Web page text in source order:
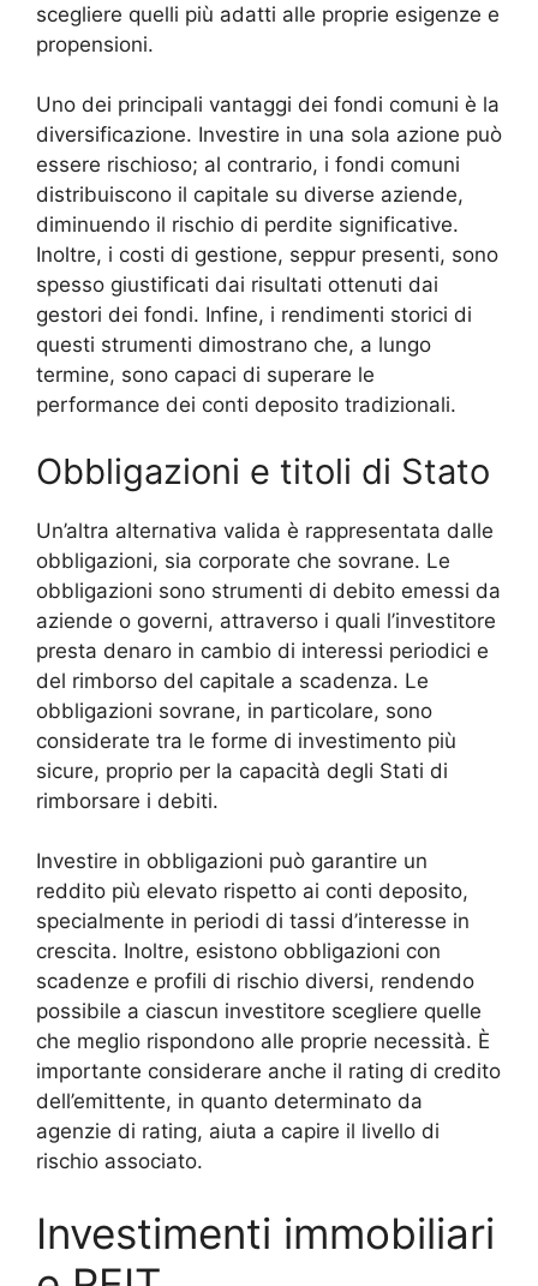
scegliere quelli più adatti alle proprie esigenze e
propensioni.
Uno dei principali vantaggi dei fondi comuni è la
diversificazione. Investire in una sola azione può
essere rischioso; al contrario, i fondi comuni
distribuiscono il capitale su diverse aziende,
diminuendo il rischio di perdite significative.
Inoltre, i costi di gestione, seppur presenti, sono
spesso giustificati dai risultati ottenuti dai
gestori dei fondi. Infine, i rendimenti storici di
questi strumenti dimostrano che, a lungo
termine, sono capaci di superare le
performance dei conti deposito tradizionali.
Obbligazioni e titoli di Stato
Un’altra alternativa valida è rappresentata dalle
obbligazioni, sia corporate che sovrane. Le
obbligazioni sono strumenti di debito emessi da
aziende o governi, attraverso i quali l’investitore
presta denaro in cambio di interessi periodici e
del rimborso del capitale a scadenza. Le
obbligazioni sovrane, in particolare, sono
considerate tra le forme di investimento più
sicure, proprio per la capacità degli Stati di
rimborsare i debiti.
Investire in obbligazioni può garantire un
reddito più elevato rispetto ai conti deposito,
specialmente in periodi di tassi d’interesse in
crescita. Inoltre, esistono obbligazioni con
scadenze e profili di rischio diversi, rendendo
possibile a ciascun investitore scegliere quelle
che meglio rispondono alle proprie necessità. È
importante considerare anche il rating di credito
dell’emittente, in quanto determinato da
agenzie di rating, aiuta a capire il livello di
rischio associato.
Investimenti immobiliari